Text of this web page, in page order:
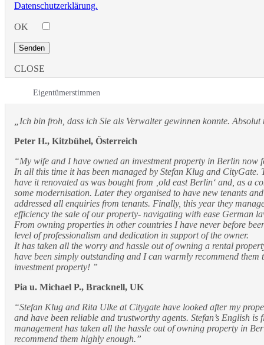
Datenschutzerklärung.
OK
CLOSE
Eigentümerstimmen
„Ich bin froh, dass ich Sie als Verwalter gewinnen konnte.
Peter H., Kitzbühel, Österreich
“My wife and I have owned an investment property in Berlin now
In all this time it has been managed by Stefan Klug and CityGate.
have it renovated as was bought from ‚old east Berlin‘ and, as a
some modernisation. Later they organised to have new tenants
addressed all enquiries from tenants. Finally, this year they
efficiency the sale of our property- navigating with ease German
From owning properties in other countries I have never before
level of professionalism and dedication in support of the owner.
It has taken all the worry and hassle out of owning a rental
have been simply outstanding and I can warmly recommend them
investment property! ”
Pia u. Michael P., Bracknell, UK
“Stefan Klug and Rita Ulke at Citygate have looked after my
and have been reliable and trustworthy agents. Stefan’s English is
management has taken all the hassle out of owning property in
recommend them highly enough.”